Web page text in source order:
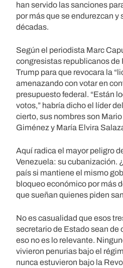
han servido las sanciones
por más que se endurezcan y
décadas.
Según el periodista Marc
congresistas republicanos de
Trump para que revocara la
amenazando con votar en
presupuesto federal. “Están
votos,” habría dicho el líder
cierto, sus nombres son
Giménez y María Elvira
Aquí radica el mayor peligro
Venezuela: su cubanización.
país si mantiene el mismo
bloqueo económico por más
que sueñan quienes piden
No es casualidad que esos
secretario de Estado sean de
eso no es lo relevante.
vivieron penurias bajo el
nunca estuvieron bajo la